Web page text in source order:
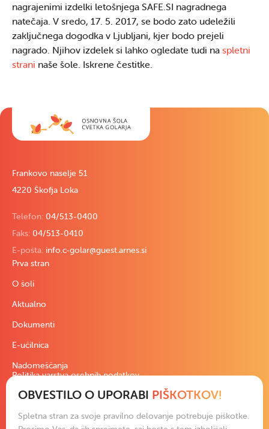
nagrajenimi izdelki letošnjega SAFE.SI nagradnega
natečaja. V sredo, 17. 5. 2017, se bodo zato udeležili
zaključnega dogodka v Ljubljani, kjer bodo prejeli
nagrado. Njihov izdelek si lahko ogledate tudi na spletni
strani naše šole. Iskrene čestitke.
Frankovo naselje 51
4220 Škofja Loka
Telefon: 04/513-0400
Faks: 04/513-0410
E-pošta: info.c-golar@guest.arnes.si
Prva stran
O šoli
Aktualno
Dokumenti
E-učilnica
Nadomeščanja
Politika varstva osebnih podatkov
Pravno besedilo
Izjava o dostopnosti
Podatki in slike na spletni strani so izključna last šole ali avtorjev.
OBVESTILO O UPORABI PIŠKOTKOV!
Spletna stran za svoje pravilno delovanje potrebuje piškotke.